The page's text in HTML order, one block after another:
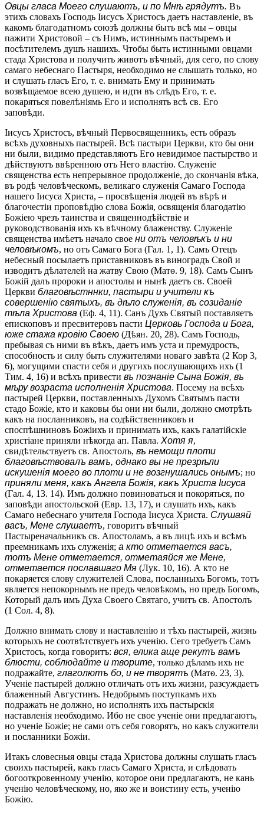
Овцы гласа Моего слушаютъ, и по Мнѣ грядутъ. Въ
этихъ словахъ Господь Іисусъ Христосъ даетъ наставленіе, въ
какомъ благодатномъ союзѣ должны быть всѣ мы – овцы
пажити Христовой – съ Нимъ, истиннымъ пастыремъ и
посѣтителемъ душъ нашихъ. Чтобы быть истинными овцами
стада Христова и получить животъ вѣчный, для сего, по слову
самаго небеснаго Пастыря, необходимо не слышать только, но
и слушать гласъ Его, т. е. внимать Ему и принимать
возвѣщаемое всею душею, и идти въ слѣдъ Его, т. е.
покаряться повелѣніямь Его и исполнять всѣ св. Его
заповѣди.
Іисусъ Христосъ, вѣчный Первосвященникъ, есть образъ
всѣхъ духовныхъ пастырей. Всѣ пастыри Церкви, кто бы они
ни были, видимо представляютъ Его невидимое пастырство и
дѣйствуютъ ввѣренною отъ Него властію. Служеніе
священства есть непрерывное продолженіе, до скончанія вѣка,
въ родѣ человѣческомъ, великаго служенія Самаго Господа
нашего Іисуса Христа, – просвѣщенія людей въ вѣрѣ и
благочестіи проповѣдію слова Божія, освященія благодатію
Божіею чрезъ таинства и священнодѣйствіе и
руководствованія ихъ къ вѣчному блаженству. Служеніе
священства имѣетъ начало свое ни отъ человѣкъ и ни
человѣкомъ, но отъ Самаго Бога (Гал. 1, 1). Самъ Отецъ
небесный посылаетъ приставниковъ въ виноградъ Свой и
изводитъ дѣлателей на жатву Свою (Матѳ. 9, 18). Самъ Сынъ
Божій далъ пророки и апостолы и нынѣ даетъ св. Своей
Церкви благовѣстннки, пастыри и учители къ
совершенію святыхъ, въ дѣло служенія, въ созиданіе
тѣла Христова (Еф. 4, 11). Санъ Духъ Святый поставляетъ
епископовъ и пресвитеровъ пасти Церковь Господа и Бога,
юже стажа кровію Своею (Дѣян. 20, 28). Самъ Господь,
пребывая съ ними въ вѣкъ, даетъ имъ уста и премудрость,
способность и силу быть служителями новаго завѣта (2 Кор 3,
6), могущими спасти себя и другихъ послушающихъ ихъ (1
Тим. 4, 16) и всѣхъ привести въ познаніе Сына Божія, въ
мѣру возраста исполненія Христова. Посему на всѣхъ
пастырей Церкви, поставленныхъ Духомъ Святымъ пасти
стадо Божіе, кто и каковы бы они ни были, должно смотрѣть
какъ на посланниковъ, на содѣйственниковъ и
споспѣшниновъ Божіихъ и принимать ихъ, какъ галатійскіе
христіане приняли нѣкогда ап. Павла. Хотя я,
свидѣтельствуетъ св. Апостолъ, въ немощи плоти
благовѣствовалъ вамъ, однако вы не презрѣли
искушенія моего во плоти и не возгнушались онымъ; но
приняли меня, какъ Ангела Божія, какъ Христа Іисуса
(Гал. 4, 13. 14). Имъ должно повиноваться и покоряться, по
заповѣди апостольской (Евр. 13, 17), и слушать ихъ, какъ
Самаго небеснаго учителя Господа Іисуса Христа. Слушаяй
васъ, Мене слушаетъ, говоритъ вѣчный
Пастыреначальникъ св. Апостоламъ, а въ лицѣ ихъ и всѣмъ
преемникамъ ихъ служенія; а кто отметается васъ,
тотъ Мене отметается, отметаяйся же Мене,
отметается пославшаго Мя (Лук. 10, 16). А кто не
покаряется слову служителей Слова, посланныхъ Богомъ, тотъ
является непокорнымъ не предъ человѣкомъ, но предъ Богомъ,
Который далъ имъ Духа Своего Святаго, учитъ св. Апостолъ
(1 Сол. 4, 8).
Должно внимать слову и наставленію и тѣхъ пастырей, жизнь
которыхъ не соотвѣтствуетъ ихъ ученію. Сего требуетъ Самъ
Христосъ, когда говоритъ: вся, елика аще рекутъ вамъ
блюсти, соблюдайте и творите, только дѣламъ ихъ не
подражайте, глаголютъ бо, и не творятъ (Матѳ. 23, 3).
Ученіе пастырей должно отличать отъ ихъ жизни, разсуждаетъ
блаженный Августинъ. Недобрымъ поступкамъ ихъ
подражать не должно, но исполнять ихъ пастырскія
наставленія необходимо. Ибо не свое ученіе они предлагаютъ,
но ученіе Божіе; не сами отъ себя говорятъ, но какъ служители
и посланники Божіи.
Итакъ словесныя овцы стада Христова должны слушать гласъ
своихъ пастырей, какъ гласъ Самаго Христа, и слѣдовать
богооткровенному ученію, которое они предлагаютъ, не кань
ученію человѣческому, но, яко же и воистину есть, ученію
Божію.